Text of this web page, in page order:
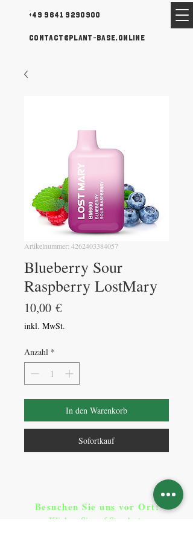
+49 9641 9290900
contact@plant-base.online
Artikelnummer: 4262403384057
Blueberry Sour
Raspberry LostMary
10,00 €Preis
inkl. MwSt.
Anzahl *
In den Warenkorb
Sofortkauf
Besuchen Sie uns vor Ort​:
Klicken Sie auf Standorte